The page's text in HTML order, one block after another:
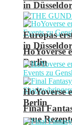
in
HoYoverse
Berlin
Final
neue
Europas
in
HoYoverse
Berlin